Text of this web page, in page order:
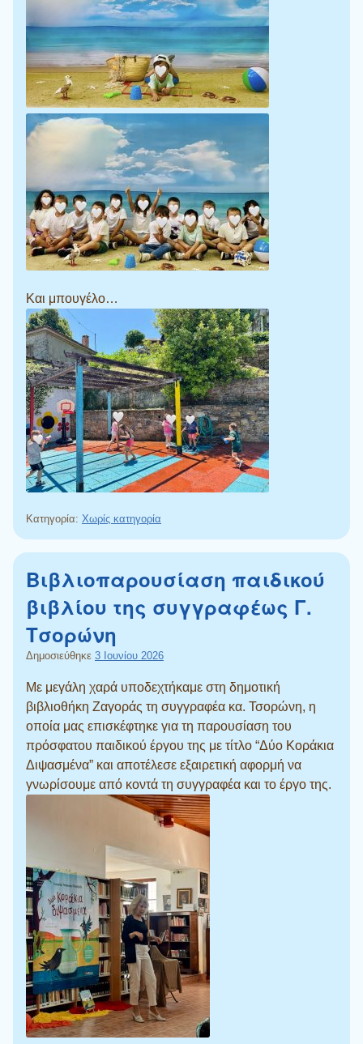
Και μπουγέλο…
Κατηγορία: Χωρίς κατηγορία
Βιβλιοπαρουσίαση παιδικού
βιβλίου της συγγραφέως Γ.
Τσορώνη
Δημοσιεύθηκε 3 Ιουνίου 2026
Με μεγάλη χαρά υποδεχτήκαμε στη δημοτική
βιβλιοθήκη Ζαγοράς τη συγγραφέα κα. Τσορώνη, η
οποία μας επισκέφτηκε για τη παρουσίαση του
πρόσφατου παιδικού έργου της με τίτλο “Δύο Κοράκια
Διψασμένα” και αποτέλεσε εξαιρετική αφορμή να
γνωρίσουμε από κοντά τη συγγραφέα και το έργο της.